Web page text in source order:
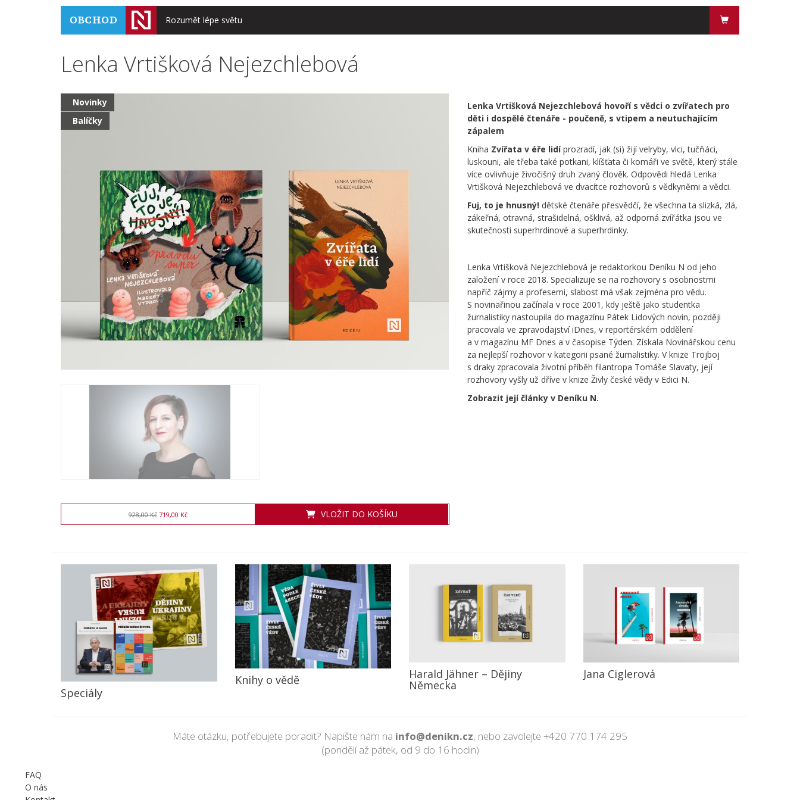
Rozumět lépe světu
Lenka Vrtišková Nejezchlebová
Novinky
Balíčky
928,00 Kč 719,00 Kč VLOŽIT DO KOŠÍKU
Lenka Vrtišková Nejezchlebová hovoří s vědci o zvířatech pro
děti i dospělé čtenáře - poučeně, s vtipem a neutuchajícím
zápalem
Kniha Zvířata v éře lidíprozradí, jak (si) žijí velryby, vlci, tučňáci,
luskouni, ale třeba také potkani, klíšťata či komáři ve světě, který stále
více ovlivňuje živočišný druh zvaný člověk. Odpovědi hledá Lenka
Vrtišková Nejezchlebová ve dvacítce rozhovorů s vědkyněmi a vědci.
Fuj, to je hnusný!dětské čtenáře přesvědčí, že všechna ta slizká, zlá,
zákeřná, otravná, strašidelná, ošklivá, až odporná zvířátka jsou ve
skutečnosti superhrdinové a superhrdinky.
Lenka Vrtišková Nejezchlebová je redaktorkou Deníku N od jeho
založení v roce 2018. Specializuje se na rozhovory s osobnostmi
napříč zájmy a profesemi, slabost má však zejména pro vědu.
S novinařinou začínala v roce 2001, kdy ještě jako studentka
žurnalistiky nastoupila do magazínu Pátek Lidových novin, později
pracovala ve zpravodajství iDnes, v reportérském oddělení
a v magazínu MF Dnes a v časopise Týden. Získala Novinářskou cenu
za nejlepší rozhovor v kategorii psané žurnalistiky. V knize Trojboj
s draky zpracovala životní příběh filantropa Tomáše Slavaty, její
rozhovory vyšly už dříve v knize Živly české vědy v Edici N.
Zobrazit její články v Deníku N.
Speciály
Knihy o vědě Harald Jähner – Dějiny
Německa
Jana Ciglerová
Máte otázku, potřebujete poradit? Napište nám na info@denikn.cz, nebo zavolejte +420 770 174 295
(pondělí až pátek, od 9 do 16 hodin)
FAQ
O nás